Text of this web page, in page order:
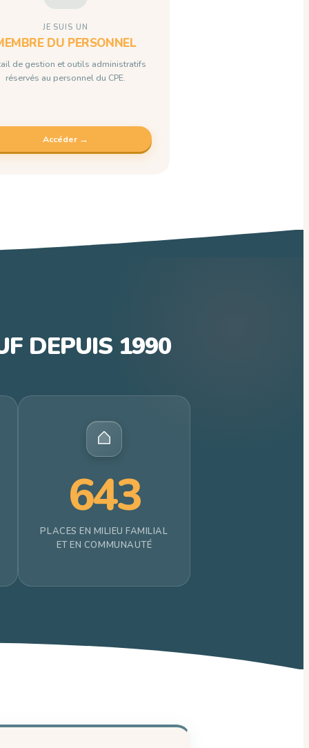
JE SUIS UN
DU PERSONNEL
de gestion et outils administratifs
réservés au personnel du CPE.
Accéder →
DEPUIS 1990
643
PLACES EN MILIEU FAMILIAL
ET EN COMMUNAUTÉ